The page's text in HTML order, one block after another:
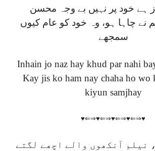
ہے خود پر نہیں بے وجہ محسن
چاہا ہو، وہ خود کو عام کیوں
سمجھے
Inhain jo naz hay khud par nahi
Kay jis ko ham nay chaha ho wo
kiyun samjhay
♥⇐⇒♥⇐⇒♥⇐⇒♥⇐⇒♥
نیلم آنکھوں والے اچھے لگتے